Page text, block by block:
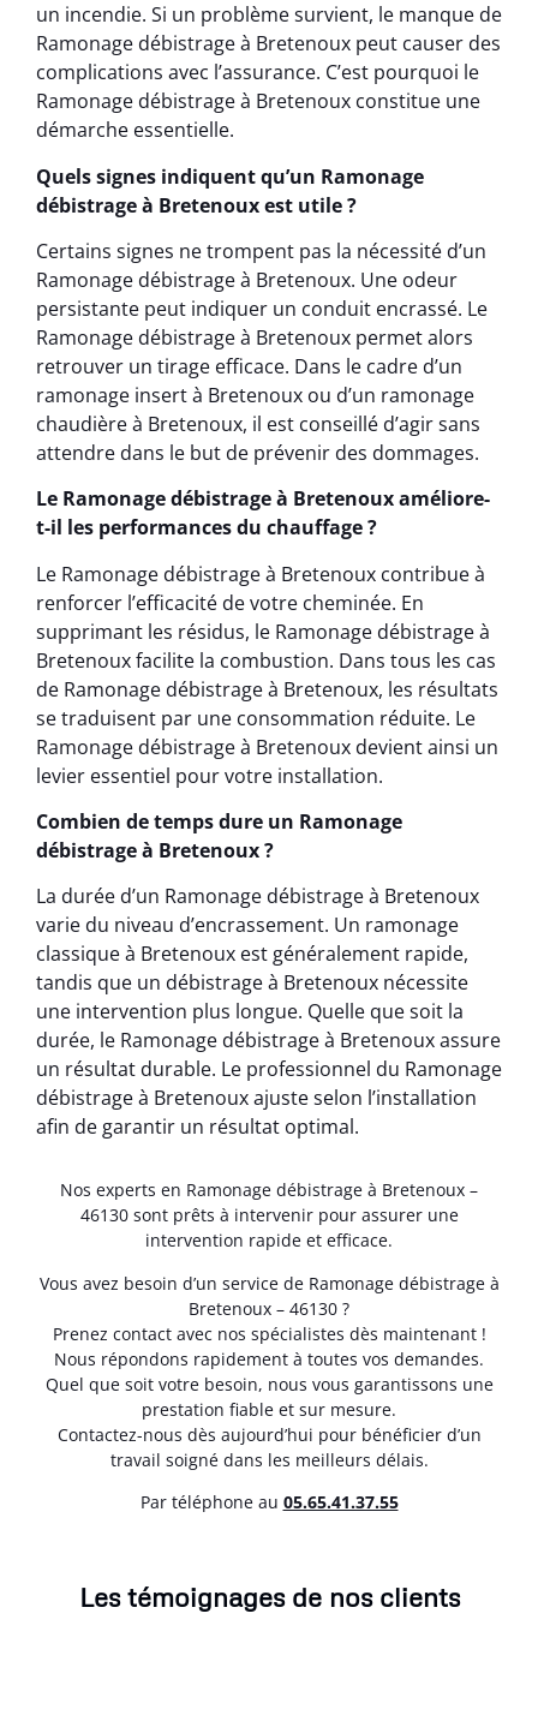
un incendie. Si un problème survient, le manque de
Ramonage débistrage à Bretenoux peut causer des
complications avec l’assurance. C’est pourquoi le
Ramonage débistrage à Bretenoux constitue une
démarche essentielle.
Quels signes indiquent qu’un Ramonage
débistrage à Bretenoux est utile ?
Certains signes ne trompent pas la nécessité d’un
Ramonage débistrage à Bretenoux. Une odeur
persistante peut indiquer un conduit encrassé. Le
Ramonage débistrage à Bretenoux permet alors
retrouver un tirage efficace. Dans le cadre d’un
ramonage insert à Bretenoux ou d’un ramonage
chaudière à Bretenoux, il est conseillé d’agir sans
attendre dans le but de prévenir des dommages.
Le Ramonage débistrage à Bretenoux améliore-
t-il les performances du chauffage ?
Le Ramonage débistrage à Bretenoux contribue à
renforcer l’efficacité de votre cheminée. En
supprimant les résidus, le Ramonage débistrage à
Bretenoux facilite la combustion. Dans tous les cas
de Ramonage débistrage à Bretenoux, les résultats
se traduisent par une consommation réduite. Le
Ramonage débistrage à Bretenoux devient ainsi un
levier essentiel pour votre installation.
Combien de temps dure un Ramonage
débistrage à Bretenoux ?
La durée d’un Ramonage débistrage à Bretenoux
varie du niveau d’encrassement. Un ramonage
classique à Bretenoux est généralement rapide,
tandis que un débistrage à Bretenoux nécessite
une intervention plus longue. Quelle que soit la
durée, le Ramonage débistrage à Bretenoux assure
un résultat durable. Le professionnel du Ramonage
débistrage à Bretenoux ajuste selon l’installation
afin de garantir un résultat optimal.
Nos experts en Ramonage débistrage à Bretenoux –
46130 sont prêts à intervenir pour assurer une
intervention rapide et efficace.
Vous avez besoin d’un service de Ramonage débistrage à
Bretenoux – 46130 ?
Prenez contact avec nos spécialistes dès maintenant !
Nous répondons rapidement à toutes vos demandes.
Quel que soit votre besoin, nous vous garantissons une
prestation fiable et sur mesure.
Contactez-nous dès aujourd’hui pour bénéficier d’un
travail soigné dans les meilleurs délais.
Par téléphone au 05.65.41.37.55
Les témoignages de nos clients